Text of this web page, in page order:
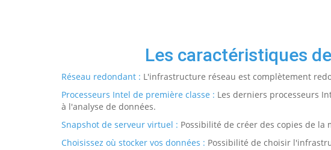
Les caractéristiques
Réseau redondant : L'infrastructure réseau est complètement
Processeurs Intel de première classe : Les derniers processeurs
à l'analyse de données.
Snapshot de serveur virtuel : Possibilité de créer des copies de
Choisissez où stocker vos données : Possibilité de choisir